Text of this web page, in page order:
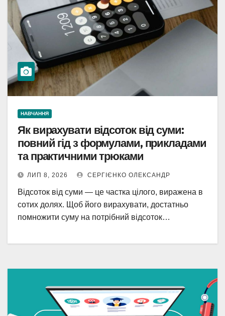
НАВЧАННЯ
Як вирахувати відсоток від суми:
повний гід з формулами, прикладами
та практичними трюками
ЛИП 8, 2026 СЕРГІЄНКО ОЛЕКСАНДР
Відсоток від суми — це частка цілого, виражена в
сотих долях. Щоб його вирахувати, достатньо
помножити суму на потрібний відсоток…